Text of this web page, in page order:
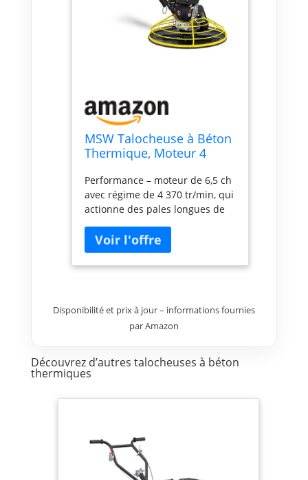
MSW Talocheuse à Béton
Thermique, Moteur 4
370 tr/min, Fonction Arrêt
D’Urgence, Longueur
Pales 35 cm Mécanique
Truelle Hélicoptère
Lisseuse
Performance – moteur de 6,5 ch
avec régime de 4 370 tr/min, qui
actionne des pales longues de
d’arrêt d’urgence Précision ­–
plateau de talochage qui
élimine les traces de passage
permettant le hissage en
hauteur Confort – guidon
travail en toute simplicité
Disponibilité et prix à jour – informations fournies
par Amazon
Découvrez d’autres talocheuses à béton
thermiques